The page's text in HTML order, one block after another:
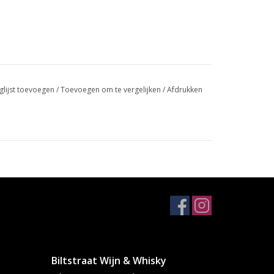
toevoegen /Toevoegen om te vergelijken /Afdrukken
Biltstraat Wijn & Whisky